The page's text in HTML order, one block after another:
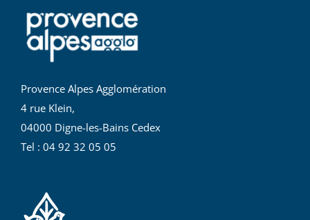
Provence Alpes Agglomération
4 rue Klein,
04000 Digne-les-Bains Cedex
Tel : 04 92 32 05 05